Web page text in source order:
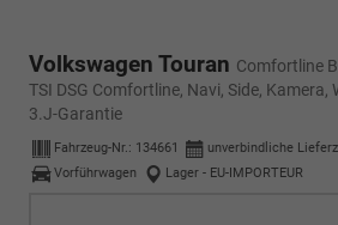
Volkswagen Touran Comfortline
TSI DSG Comfortline, Navi, Side, Kamera,
3.J-Garantie
Fahrzeug-Nr.: 134661 unverbindliche
Vorführwagen
Lager - EU-IMPORTEUR